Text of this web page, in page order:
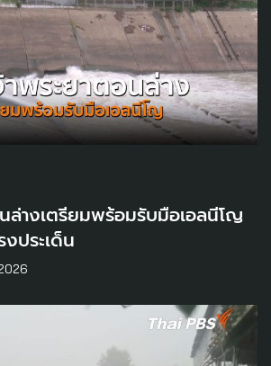
ล่างเตรียมพร้อมรับมือเอลนีโญ
ประเด็น